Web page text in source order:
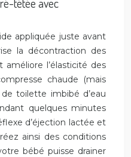
appliquée juste avant
la décontraction des
améliore l’élasticité des
chaude (mais
toilette imbibé d’eau
quelques minutes
d’éjection lactée et
ainsi des conditions
bébé puisse drainer